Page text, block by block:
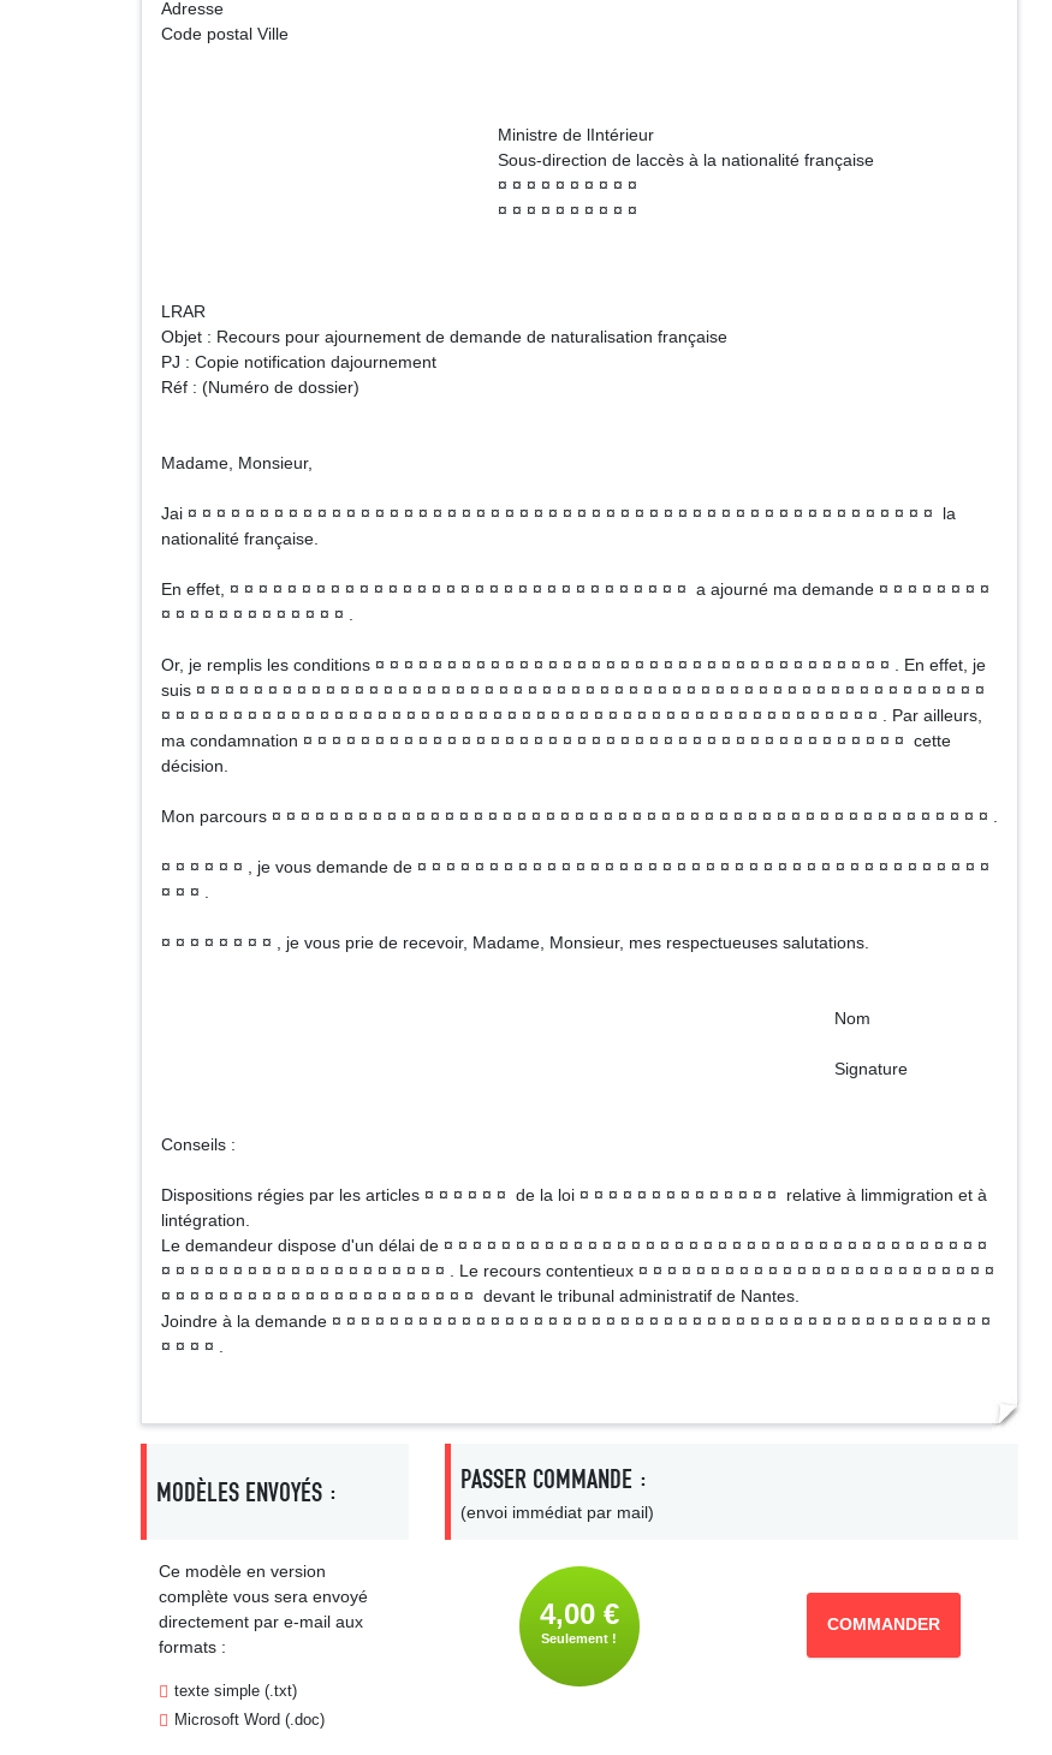
Adresse
Code postal Ville
Ministre de lIntérieur
Sous-direction de laccès à la nationalité française
¤ ¤ ¤ ¤ ¤ ¤ ¤ ¤ ¤ ¤
¤ ¤ ¤ ¤ ¤ ¤ ¤ ¤ ¤ ¤
LRAR
Objet : Recours pour ajournement de demande de naturalisation française
PJ : Copie notification dajournement
Réf : (Numéro de dossier)
Madame, Monsieur,
Jai ¤ ¤ ¤ ¤ ¤ ¤ ¤ ¤ ¤ ¤ ¤ ¤ ¤ ¤ ¤ ¤ ¤ ¤ ¤ ¤ ¤ ¤ ¤ ¤ ¤ ¤ ¤ ¤ ¤ ¤ ¤ ¤ ¤ ¤ ¤ ¤ ¤ ¤ ¤ ¤ ¤ ¤ ¤ ¤ ¤ ¤ ¤ ¤ ¤ ¤ ¤ ¤ la
nationalité française.
En effet, ¤ ¤ ¤ ¤ ¤ ¤ ¤ ¤ ¤ ¤ ¤ ¤ ¤ ¤ ¤ ¤ ¤ ¤ ¤ ¤ ¤ ¤ ¤ ¤ ¤ ¤ ¤ ¤ ¤ ¤ ¤ ¤ a ajourné ma demande ¤ ¤ ¤ ¤ ¤ ¤ ¤ ¤
¤ ¤ ¤ ¤ ¤ ¤ ¤ ¤ ¤ ¤ ¤ ¤ ¤ .
Or, je remplis les conditions ¤ ¤ ¤ ¤ ¤ ¤ ¤ ¤ ¤ ¤ ¤ ¤ ¤ ¤ ¤ ¤ ¤ ¤ ¤ ¤ ¤ ¤ ¤ ¤ ¤ ¤ ¤ ¤ ¤ ¤ ¤ ¤ ¤ ¤ ¤ ¤ . En effet, je
suis ¤ ¤ ¤ ¤ ¤ ¤ ¤ ¤ ¤ ¤ ¤ ¤ ¤ ¤ ¤ ¤ ¤ ¤ ¤ ¤ ¤ ¤ ¤ ¤ ¤ ¤ ¤ ¤ ¤ ¤ ¤ ¤ ¤ ¤ ¤ ¤ ¤ ¤ ¤ ¤ ¤ ¤ ¤ ¤ ¤ ¤ ¤ ¤ ¤ ¤ ¤ ¤ ¤ ¤ ¤
¤ ¤ ¤ ¤ ¤ ¤ ¤ ¤ ¤ ¤ ¤ ¤ ¤ ¤ ¤ ¤ ¤ ¤ ¤ ¤ ¤ ¤ ¤ ¤ ¤ ¤ ¤ ¤ ¤ ¤ ¤ ¤ ¤ ¤ ¤ ¤ ¤ ¤ ¤ ¤ ¤ ¤ ¤ ¤ ¤ ¤ ¤ ¤ ¤ ¤ . Par ailleurs,
ma condamnation ¤ ¤ ¤ ¤ ¤ ¤ ¤ ¤ ¤ ¤ ¤ ¤ ¤ ¤ ¤ ¤ ¤ ¤ ¤ ¤ ¤ ¤ ¤ ¤ ¤ ¤ ¤ ¤ ¤ ¤ ¤ ¤ ¤ ¤ ¤ ¤ ¤ ¤ ¤ ¤ ¤ ¤ cette
décision.
Mon parcours ¤ ¤ ¤ ¤ ¤ ¤ ¤ ¤ ¤ ¤ ¤ ¤ ¤ ¤ ¤ ¤ ¤ ¤ ¤ ¤ ¤ ¤ ¤ ¤ ¤ ¤ ¤ ¤ ¤ ¤ ¤ ¤ ¤ ¤ ¤ ¤ ¤ ¤ ¤ ¤ ¤ ¤ ¤ ¤ ¤ ¤ ¤ ¤ ¤ ¤ .
¤ ¤ ¤ ¤ ¤ ¤ , je vous demande de ¤ ¤ ¤ ¤ ¤ ¤ ¤ ¤ ¤ ¤ ¤ ¤ ¤ ¤ ¤ ¤ ¤ ¤ ¤ ¤ ¤ ¤ ¤ ¤ ¤ ¤ ¤ ¤ ¤ ¤ ¤ ¤ ¤ ¤ ¤ ¤ ¤ ¤ ¤ ¤
¤ ¤ ¤ .
¤ ¤ ¤ ¤ ¤ ¤ ¤ ¤ , je vous prie de recevoir, Madame, Monsieur, mes respectueuses salutations.
Nom
Signature
Conseils :
Dispositions régies par les articles ¤ ¤ ¤ ¤ ¤ ¤ de la loi ¤ ¤ ¤ ¤ ¤ ¤ ¤ ¤ ¤ ¤ ¤ ¤ ¤ ¤ relative à limmigration et à
lintégration.
Le demandeur dispose d'un délai de ¤ ¤ ¤ ¤ ¤ ¤ ¤ ¤ ¤ ¤ ¤ ¤ ¤ ¤ ¤ ¤ ¤ ¤ ¤ ¤ ¤ ¤ ¤ ¤ ¤ ¤ ¤ ¤ ¤ ¤ ¤ ¤ ¤ ¤ ¤ ¤ ¤ ¤
¤ ¤ ¤ ¤ ¤ ¤ ¤ ¤ ¤ ¤ ¤ ¤ ¤ ¤ ¤ ¤ ¤ ¤ ¤ ¤ . Le recours contentieux ¤ ¤ ¤ ¤ ¤ ¤ ¤ ¤ ¤ ¤ ¤ ¤ ¤ ¤ ¤ ¤ ¤ ¤ ¤ ¤ ¤ ¤ ¤ ¤ ¤
¤ ¤ ¤ ¤ ¤ ¤ ¤ ¤ ¤ ¤ ¤ ¤ ¤ ¤ ¤ ¤ ¤ ¤ ¤ ¤ ¤ ¤ devant le tribunal administratif de Nantes.
Joindre à la demande ¤ ¤ ¤ ¤ ¤ ¤ ¤ ¤ ¤ ¤ ¤ ¤ ¤ ¤ ¤ ¤ ¤ ¤ ¤ ¤ ¤ ¤ ¤ ¤ ¤ ¤ ¤ ¤ ¤ ¤ ¤ ¤ ¤ ¤ ¤ ¤ ¤ ¤ ¤ ¤ ¤ ¤ ¤ ¤ ¤ ¤
¤ ¤ ¤ ¤ .
MODÈLES ENVOYÉS :
Ce modèle en version
complète vous sera envoyé
directement par e-mail aux
formats :
texte simple (.txt)
Microsoft Word (.doc)
PASSER COMMANDE :
(envoi immédiat par mail)
4,00 €
Seulement !
COMMANDER